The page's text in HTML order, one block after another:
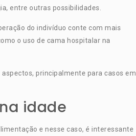
entre outras possibilidades.
do indivíduo conte com mais
o uso de cama hospitalar na
principalmente para casos em
idade
e nesse caso, é interessante